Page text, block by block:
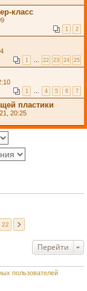
класс
1 2
1 … 22 23 24 25
1 … 4 5 6 7
пластики
20:25
22
Перейти
пользователей